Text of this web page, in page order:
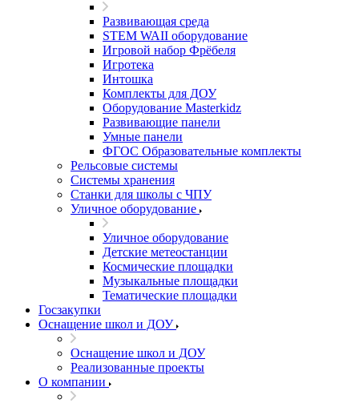
Развивающая среда
STEM WAII оборудование
Игровой набор Фрёбеля
Игротека
Интошка
Комплекты для ДОУ
Оборудование Masterkidz
Развивающие панели
Умные панели
ФГОС Образовательные комплекты
Рельсовые системы
Системы хранения
Станки для школы с ЧПУ
Уличное оборудование
Уличное оборудование
Детские метеостанции
Космические площадки
Музыкальные площадки
Тематические площадки
Госзакупки
Оснащение школ и ДОУ
Оснащение школ и ДОУ
Реализованные проекты
О компании